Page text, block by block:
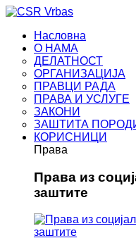
Насловна
О НАМА
ДЕЛАТНОСТ
ОРГАНИЗАЦИЈА
ПРАВЦИ РАДА
ПРАВА И УСЛУГЕ
ЗАКОНИ
ЗАШТИТА
КОРИСНИЦИ
Права
Права из
заштите